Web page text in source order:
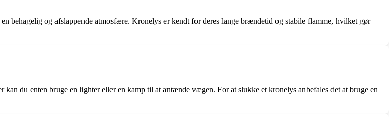
behagelig og afslappende atmosfære. Kronelys er kendt for deres lange brændetid og stabile flamme, hvilket gør
du enten bruge en lighter eller en kamp til at antænde vægen. For at slukke et kronelys anbefales det at bruge en